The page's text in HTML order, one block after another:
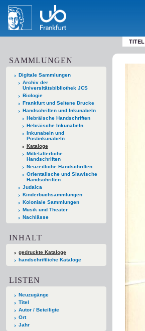
TITEL
SAMMLUNGEN
Digitale Sammlungen
Archiv der
Universitätsbibliothek JCS
Biologie
Frankfurt und Seltene Drucke
Handschriften und Inkunabeln
Hebräische Handschriften
Hebräische Inkunabeln
Inkunabeln und
Postinkunabeln
Kataloge
Mittelalterliche
Handschriften
Neuzeitliche Handschriften
Orientalische und Slawische
Handschriften
Judaica
Kinderbuchsammlungen
Koloniale Sammlungen
Musik und Theater
Nachlässe
INHALT
gedruckte Kataloge
handschriftliche Kataloge
LISTEN
Neuzugänge
Titel
Autor / Beteiligte
Ort
Jahr